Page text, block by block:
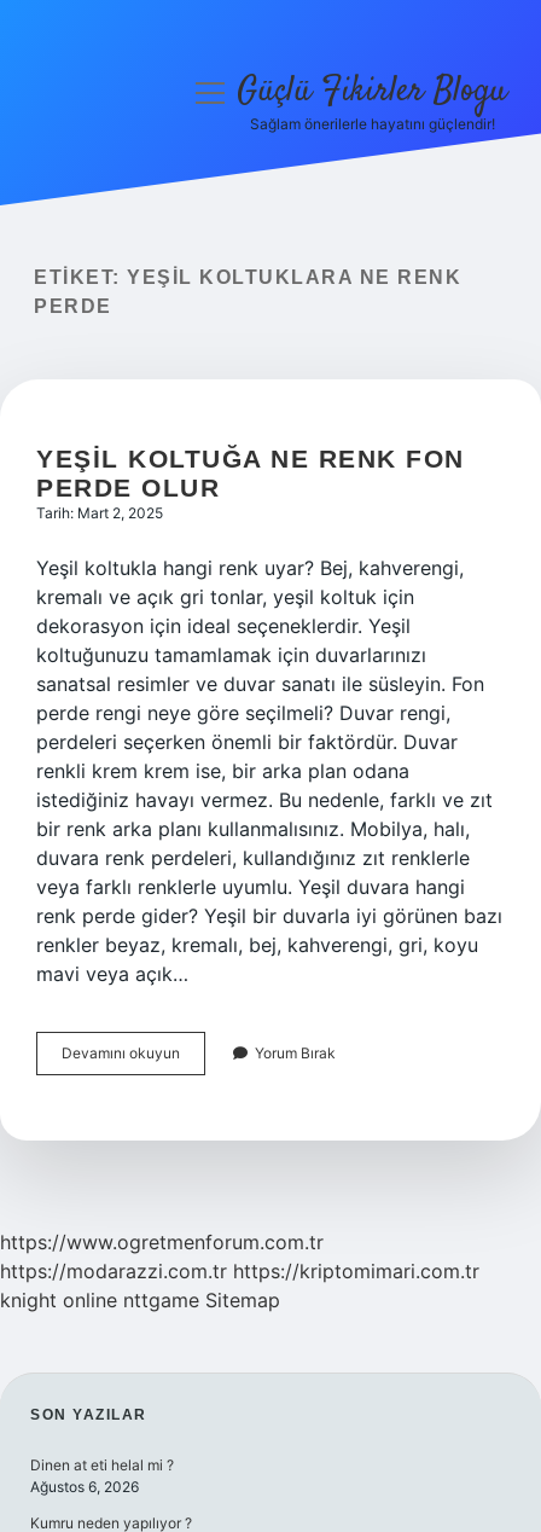
Yasal Uyarı
menüyüGüçlü Fikirler Blogu
Sağlam önerilerle hayatını güçlendir!
ETIKET: YEŞIL KOLTUKLARA NE RENK
PERDE
YEŞIL KOLTUĞA NE RENK FON
PERDE OLUR
Tarih: Mart 2, 2025
Yeşil koltukla hangi renk uyar? Bej, kahverengi,
kremalı ve açık gri tonlar, yeşil koltuk için
dekorasyon için ideal seçeneklerdir. Yeşil
koltuğunuzu tamamlamak için duvarlarınızı
sanatsal resimler ve duvar sanatı ile süsleyin. Fon
perde rengi neye göre seçilmeli? Duvar rengi,
perdeleri seçerken önemli bir faktördür. Duvar
renkli krem ​​krem ​​ise, bir arka plan odana
istediğiniz havayı vermez. Bu nedenle, farklı ve zıt
bir renk arka planı kullanmalısınız. Mobilya, halı,
duvara renk perdeleri, kullandığınız zıt renklerle
veya farklı renklerle uyumlu. Yeşil duvara hangi
renk perde gider? Yeşil bir duvarla iyi görünen bazı
renkler beyaz, kremalı, bej, kahverengi, gri, koyu
mavi veya açık…
Devamını okuyun
Koltuğa
Fon
Yorum Bırak
https://www.ogretmenforum.com.tr
https://modarazzi.com.tr https://kriptomimari.com.tr
knight online nttgame Sitemap
SIDEBAR
SON YAZILAR
Dinen at eti helal mi ?
Ağustos 6, 2026
Kumru neden yapılıyor ?